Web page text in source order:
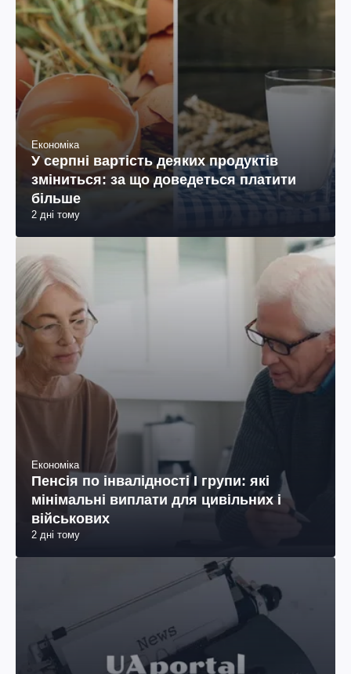
Економіка
У серпні вартість деяких продуктів
зміниться: за що доведеться платити
більше
2 дні тому
Економіка
Пенсія по інвалідності I групи: які
мінімальні виплати для цивільних і
військових
2 дні тому